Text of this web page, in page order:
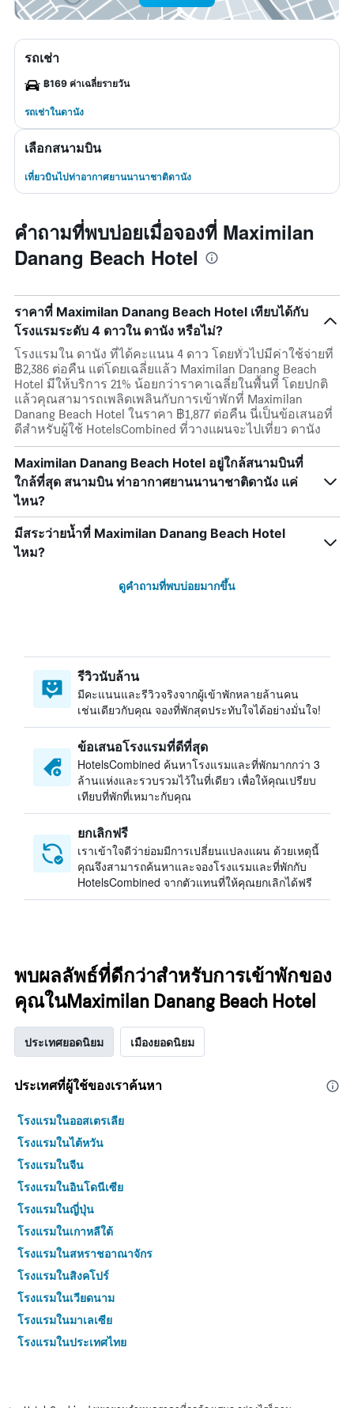
รถเช่า
฿169 ค่าเฉลี่ยรายวัน
รถเช่าในดานัง
เลือกสนามบิน
เที่ยวบินไปท่าอากาศยานนานาชาติดานัง
คำถามที่พบบ่อยเมื่อจองที่ Maximilan
Danang Beach Hotel
ราคาที่ Maximilan Danang Beach Hotel เทียบได้กับ
โรงแรมระดับ 4 ดาวใน ดานัง หรือไม่?
โรงแรมใน ดานัง ที่ได้คะแนน 4 ดาว โดยทั่วไปมีค่าใช้จ่ายที่
฿2,386 ต่อคืน แต่โดยเฉลี่ยแล้ว Maximilan Danang Beach
Hotel มีให้บริการ 21% น้อยกว่าราคาเฉลี่ยในพื้นที่ โดยปกติ
แล้วคุณสามารถเพลิดเพลินกับการเข้าพักที่ Maximilan
Danang Beach Hotel ในราคา ฿1,877 ต่อคืน นี่เป็นข้อเสนอที่
ดีสำหรับผู้ใช้ HotelsCombined ที่วางแผนจะไปเที่ยว ดานัง
Maximilan Danang Beach Hotel อยู่ใกล้สนามบินที่
ใกล้ที่สุด สนามบิน ท่าอากาศยานนานาชาติดานัง แค่
ไหน?
มีสระว่ายน้ำที่ Maximilan Danang Beach Hotel
ไหม?
ดูคำถามที่พบบ่อยมากขึ้น
รีวิวนับล้าน
มีคะแนนและรีวิวจริงจากผู้เข้าพักหลายล้านคน
เช่นเดียวกับคุณ จองที่พักสุดประทับใจได้อย่างมั่นใจ!
ข้อเสนอโรงแรมที่ดีที่สุด
HotelsCombined ค้นหาโรงแรมและที่พักมากกว่า 3
ล้านแห่งและรวบรวมไว้ในที่เดียว เพื่อให้คุณเปรียบ
เทียบที่พักที่เหมาะกับคุณ
ยกเลิกฟรี
เราเข้าใจดีว่าย่อมมีการเปลี่ยนแปลงแผน ด้วยเหตุนี้
คุณจึงสามารถค้นหาและจองโรงแรมและที่พักกับ
HotelsCombined จากตัวแทนที่ให้คุณยกเลิกได้ฟรี
พบผลลัพธ์ที่ดีกว่าสำหรับการเข้าพักของ
คุณในMaximilan Danang Beach Hotel
ประเทศยอดนิยม เมืองยอดนิยม
ประเทศที่ผู้ใช้ของเราค้นหา
โรงแรมในออสเตรเลีย
โรงแรมในไต้หวัน
โรงแรมในจีน
โรงแรมในอินโดนีเซีย
โรงแรมในญี่ปุ่น
โรงแรมในเกาหลีใต้
โรงแรมในสหราชอาณาจักร
โรงแรมในสิงคโปร์
โรงแรมในเวียดนาม
โรงแรมในมาเลเซีย
โรงแรมในประเทศไทย